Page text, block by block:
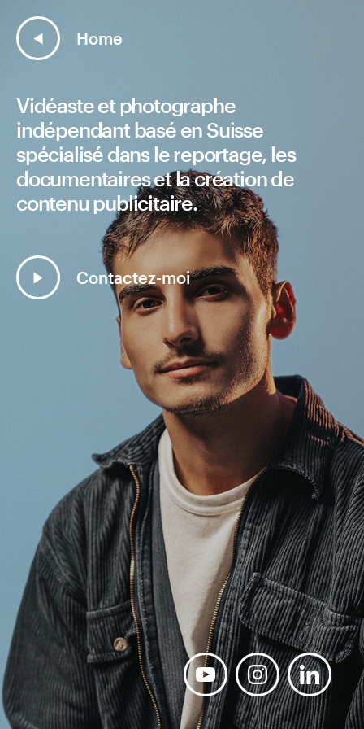
Home
Vidéaste et photographe
indépendant basé en Suisse
spécialisé dans le reportage, les
documentaires et la création de
contenu publicitaire.
Contactez-moi